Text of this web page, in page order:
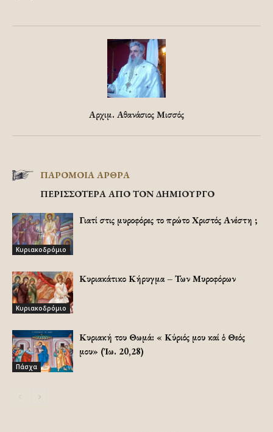
Αρχιμ. Αθανάσιος Μισσός
ΠΑΡΟΜΟΙΑ ΑΡΘΡΑ
ΠΕΡΙΣΣΟΤΕΡΑ ΑΠΟ ΤΟΝ ΔΗΜΙΟΥΡΓΟ
Κυριακοδρόμιο
Γιατί στις μυροφόρες το πρώτο Χριστός Ανέστη ;
Κυριακοδρόμιο
Κυριακάτικο Κήρυγμα – Των Μυροφόρων
Πάσχα
Κυριακή του Θωμά: «Ὁ Κύριός μου καί ὁ Θεός
μου» (Ἰω. 20,28)